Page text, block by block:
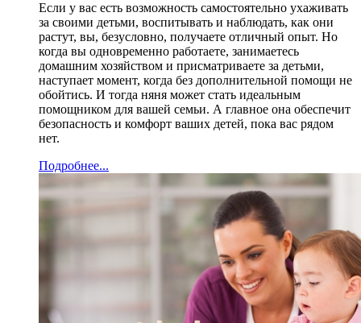
Если у вас есть возможность самостоятельно ухаживать
за своими детьми, воспитывать и наблюдать, как они
растут, вы, безусловно, получаете отличный опыт. Но
когда вы одновременно работаете, занимаетесь
домашним хозяйством и присматриваете за детьми,
наступает момент, когда без дополнительной помощи не
обойтись. И тогда няня может стать идеальным
помощником для вашей семьи. А главное она обеспечит
безопасность и комфорт ваших детей, пока вас рядом
нет.
Подробнее...